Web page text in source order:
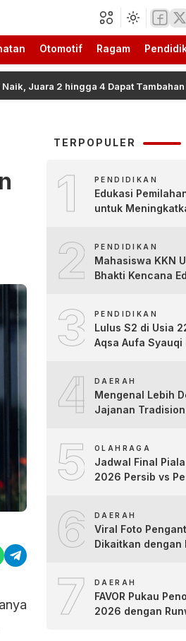
Otomotif Ragam
2 hingga 4 Dapat Tambahan Rp500
TERPOPULER
1 PENDIDIKAN
Edukasi
untuk
Kartini
2 PENDIDIKAN
Mahasiswa KKN
Bhakti Kencana
3 PENDIDIKAN
Lulus S2 di Usia
Aqsa Aufa Syauqi
4 DAERAH
Mengenal Lebih
Jajanan
5 OLAHRAGA
Jadwal Final
2026 Persib vs
6 DAERAH
Viral Foto
Dikaitkan dengan
7 DAERAH
FAVOR Pukau
2026 dengan